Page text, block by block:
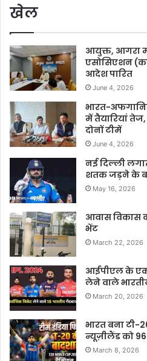
खेल
आयुक्त, आगरा
एसोसिएशन
आदेश पारित
June 4, 2026
भारत-
में तैयारियां
दोनों टीमें
June 4, 2026
नई दिल्ली
शतक जड़ने के
May 16, 2026
आवास विकास
भेंट
March 22, 2026
आईपीएल के
लेने वाले
March 20, 2026
भारत बना टी-
न्यूज़ीलैंड को 96
March 8, 2026